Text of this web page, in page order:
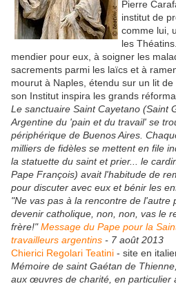
Pierre
institut de
comme lui,
les
mendier pour eux, à soigner les
sacrements parmi les laïcs et à
mourut à Naples, étendu sur un lit
son Institut inspira les grands
Le sanctuaire Saint Cayetano (Saint
Argentine du 'pain et du travail' se
périphérique de Buenos Aires.
milliers de fidèles se mettent en file
la statuette du saint et prier... le
Pape François) avait l'habitude de
pour discuter avec eux et bénir les
"Ne vas pas à la rencontre de l'autre
devenir catholique, non, non, vas le
frère!"Message du Pape pour la
travailleurs argentins - 7 août 2013
Chierici Regolari Teatini - site en
Mémoire de saint Gaétan de
aux œuvres de charité, en particulier